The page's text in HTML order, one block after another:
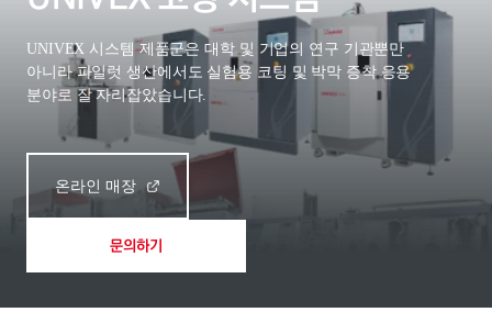
UNIVEX 시스템 제품군은 대학 및 기업의 연구 기관뿐만
아니라 파일럿 생산에서도 실험용 코팅 및 박막 증착 응용
분야로 잘 자리잡았습니다.
온라인 매장
문의하기